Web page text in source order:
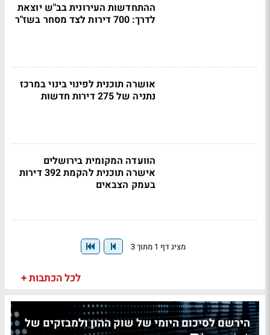
ההתחדשות העירונית בב"ש יוצאת
לדרך: 700 דירות לצד מסחר בשז"ר
אושרה תוכנית לפינוי בינוי במרכז
נתניה של 275 דירות חדשות
הוועדה המקומית בירושלים
אישרה תוכנית להקמת 392 דירות
בעמק הצבאים
מציג דף 1 מתוך 3
לכל הכתבות +
הירשם לסיכום היומי של שוק ההון ולמבזקים של